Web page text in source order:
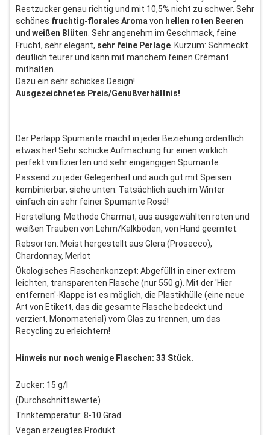
Restzucker genau richtig und mit 10,5% nicht zu schwer. Sehr
schönes fruchtig-florales Aroma von hellen roten Beeren
und weißen Blüten . Sehr angenehm im Geschmack, feine
Frucht, sehr elegant, sehr feine Perlage . Kurzum: Schmeckt
deutlich teurer und kann mit manchem feinen Crémant
mithalten
Dazu ein sehr schickes Design!
Ausgezeichnetes Preis/Genußverhältnis!
Der Perlapp Spumante macht in jeder Beziehung ordentlich
etwas her! Sehr schicke Aufmachung für einen wirklich
perfekt vinifizierten und sehr eingängigen Spumante.
Passend zu jeder Gelegenheit und auch gut mit Speisen
kombinierbar, siehe unten. Tatsächlich auch im Winter
einfach ein sehr feiner Spumante Rosé!
Herstellung: Methode Charmat, aus ausgewählten roten und
weißen Trauben von Lehm/Kalkböden, von Hand geerntet.
Rebsorten: Meist hergestellt aus Glera (Prosecco),
Chardonnay, Merlot
Ökologisches Flaschenkonzept: Abgefüllt in einer extrem
leichten, transparenten Flasche (nur 550 g). Mit der 'Hier
entfernen'-Klappe ist es möglich, die Plastikhülle (eine neue
Art von Etikett, das die gesamte Flasche bedeckt und
verziert, Monomaterial) vom Glas zu trennen, um das
Recycling zu erleichtern!
Hinweis nur noch wenige Flaschen: 33 Stück.
Zucker: 15 g/l
(Durchschnittswerte)
Trinktemperatur: 8-10 Grad
Vegan erzeugtes Produkt.